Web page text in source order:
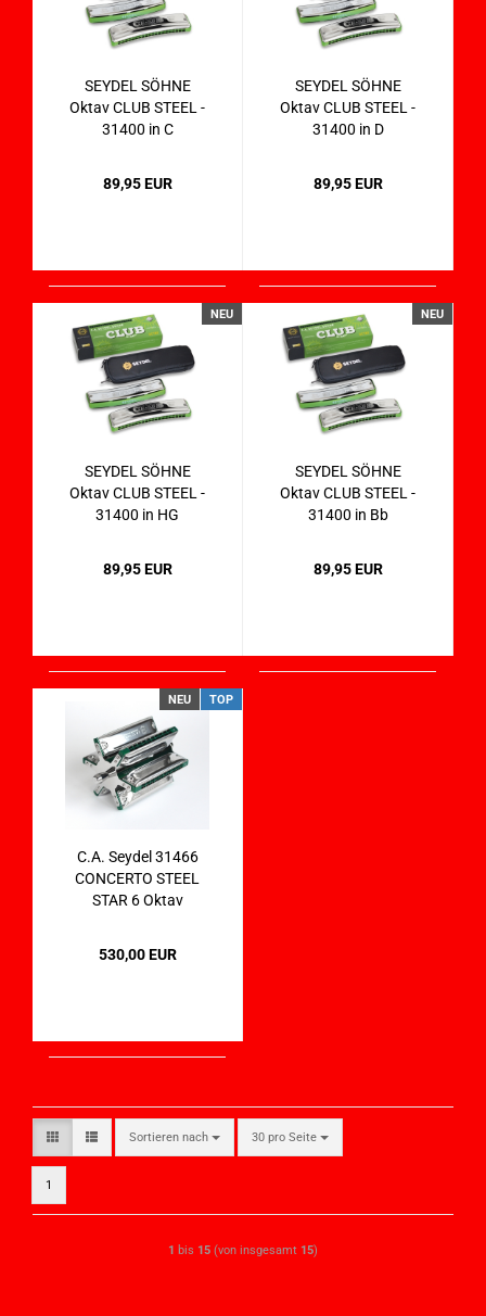
SEYDEL SÖHNE
Oktav CLUB STEEL -
31400 in C
89,95 EUR
SEYDEL SÖHNE
Oktav CLUB STEEL -
31400 in D
89,95 EUR
NEU
SEYDEL SÖHNE
Oktav CLUB STEEL -
31400 in HG
89,95 EUR
NEU
SEYDEL SÖHNE
Oktav CLUB STEEL -
31400 in Bb
89,95 EUR
NEU TOP
C.A. Seydel 31466
CONCERTO STEEL
STAR 6 Oktav
530,00 EUR
Sortieren nach 30 pro Seite
1
1 bis 15 (von insgesamt 15)